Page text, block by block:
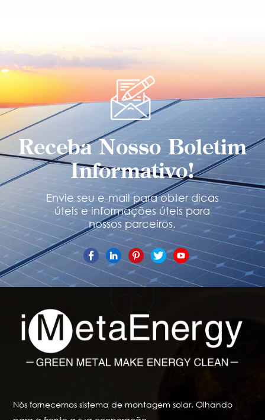
Receba Nosso Boletim
Informativo!
Envie seu e-mail para obter dicas
úteis e informações úteis para
nossos parceiros.
Nós fornecemos sistema de montagem solar. Olhando